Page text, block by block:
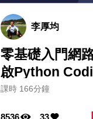
李厚均
零基礎入門網
啟Python
課時 166分鐘
8536 33